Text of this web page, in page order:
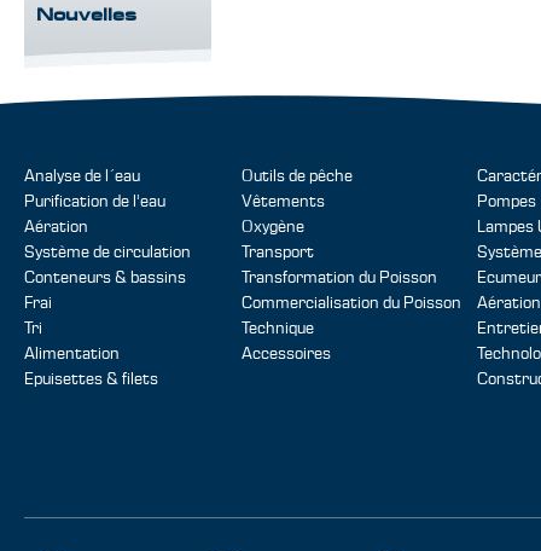
Nouvelles
Analyse de l´eau
Purification de l'eau
Aération
Système de circulation
Conteneurs & bassins
Frai
Tri
Alimentation
Epuisettes & filets
Outils de pêche
Vêtements
Oxygène
Transport
Transformation du Poisson
Commercialisation du Poisson
Technique
Accessoires
Pompes
Lampes